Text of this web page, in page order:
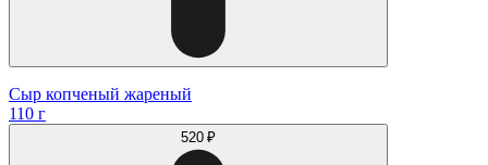
Сыр копченый жареный
110 г
520 ₽